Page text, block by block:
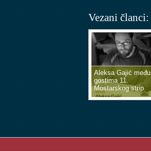
Vezani članci:
Aleksa Gajić među
gostima 11.
Mostarskog strip
vikenda